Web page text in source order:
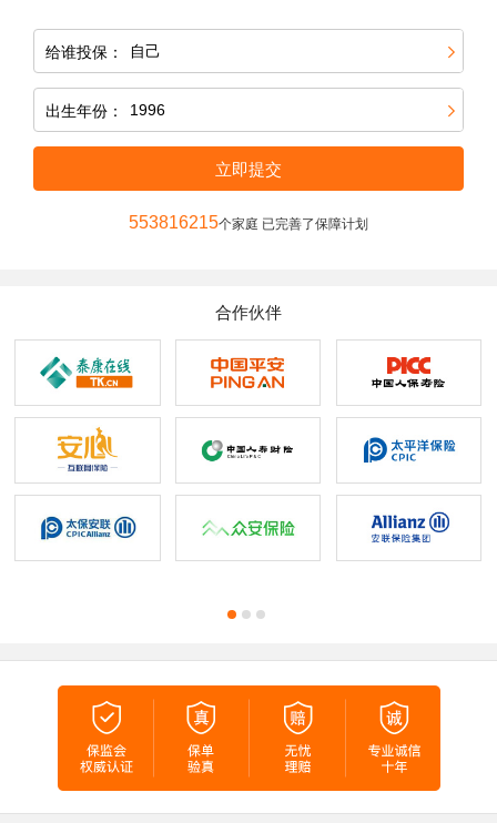
给谁投保：
出生年份：
立即提交
553816215个家庭 已完善了保障计划
合作伙伴